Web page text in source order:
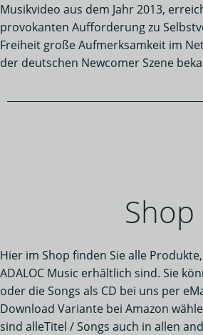
Musikvideo aus dem Jahr 2013,
provokanten Aufforderung zu
Freiheit große Aufmerksamkeit im
der deutschen Newcomer Szene
Shop
Hier im Shop finden Sie alle
ADALOC Music erhältlich sind. Sie
oder die Songs als CD bei uns per
Download Variante bei Amazon
sind alleTitel / Songs auch in allen